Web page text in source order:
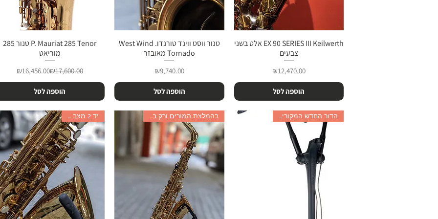
תצוגה מהירה
EX 90 SERIES III Keilwerth אלט בשני
צבעים
מחיר
₪12,470.00
הוספה לסל
תצוגה מהירהטנור ווסט ווינד טורנדו. West Wind
Tornado מאובזר
מחיר
₪9,740.00
הוספה לסל
תצוגה מהירה
P. Mauriat 285 Tenor טנור 285
מוריאט
מחיר רגיל₪17,600.00מחיר מבצע
₪16,456.00
הוספה לסל
הדור החדש המקורי משוויץ בהמלצת המורים ורק ב 4470₪ יד 2 מצב נהדר